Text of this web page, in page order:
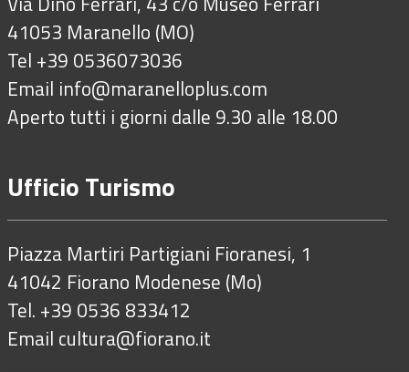
41053 Maranello (MO)
Tel +39 0536073036
Email info@maranelloplus.com
Aperto tutti i giorni dalle 9.30 alle 18.00
Ufficio Turismo
Piazza Martiri Partigiani Fioranesi, 1
41042 Fiorano Modenese (Mo)
Tel. +39 0536 833412
Email cultura@fiorano.it